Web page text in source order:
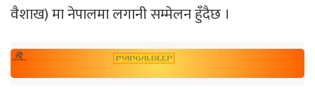
वैशाख) मा नेपालमा लगानी सम्मेलन हुँदैछ ।